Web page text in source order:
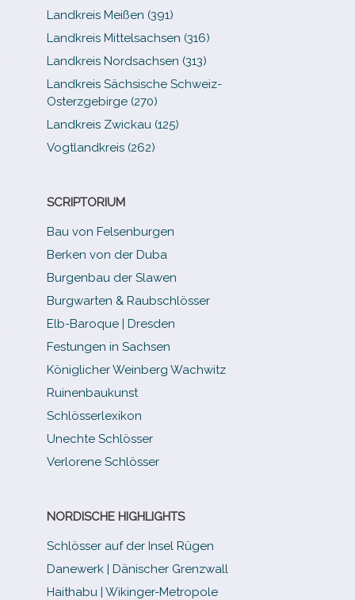
Landkreis Meißen (391)
Landkreis Mittelsachsen (316)
Landkreis Nordsachsen (313)
Landkreis Sächsische Schweiz-​
Osterzgebirge (270)
Landkreis Zwickau (125)
Vogtlandkreis (262)
SCRIPTORIUM
Bau von Felsenburgen
Berken von der Duba
Burgenbau der Slawen
Burgwarten & Raubschlösser
Elb-​Baroque | Dresden
Festungen in Sachsen
Königlicher Weinberg Wachwitz
Ruinenbaukunst
Schlösserlexikon
Unechte Schlösser
Verlorene Schlösser
NORDISCHE HIGHLIGHTS
Schlösser auf der Insel Rügen
Danewerk | Dänischer Grenzwall
Haithabu | Wikinger-Metropole